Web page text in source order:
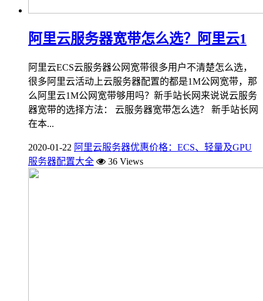
阿里云服务器宽带怎么选？阿里云1
阿里云ECS云服务器公网宽带很多用户不清楚怎么选，
很多阿里云活动上云服务器配置的都是1M公网宽带，那
么阿里云1M公网宽带够用吗？新手站长网来说说云服务
器宽带的选择方法： 云服务器宽带怎么选？ 新手站长网
在本...
2020-01-22 阿里云服务器优惠价格：ECS、轻量及GPU
服务器配置大全
36 Views